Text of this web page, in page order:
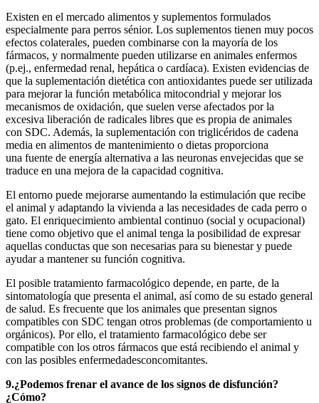
Existen en el mercado alimentos y suplementos formulados
especialmente para perros sénior. Los suplementos tienen muy pocos
efectos colaterales, pueden combinarse con la mayoría de los
fármacos, y normalmente pueden utilizarse en animales enfermos
(p.ej., enfermedad renal, hepática o cardíaca). Existen evidencias de
que la suplementación dietética con antioxidantes puede ser utilizada
para mejorar la función metabólica mitocondrial y mejorar los
mecanismos de oxidación, que suelen verse afectados por la
excesiva liberación de radicales libres que es propia de animales
con SDC. Además, la suplementación con triglicéridos de cadena
media en alimentos de mantenimiento o dietas proporciona
una fuente de energía alternativa a las neuronas envejecidas que se
traduce en una mejora de la capacidad cognitiva.
El entorno puede mejorarse aumentando la estimulación que recibe
el animal y adaptando la vivienda a las necesidades de cada perro o
gato. El enriquecimiento ambiental continuo (social y ocupacional)
tiene como objetivo que el animal tenga la posibilidad de expresar
aquellas conductas que son necesarias para su bienestar y puede
ayudar a mantener su función cognitiva.
El posible tratamiento farmacológico depende, en parte, de la
sintomatología que presenta el animal, así como de su estado general
de salud. Es frecuente que los animales que presentan signos
compatibles con SDC tengan otros problemas (de comportamiento u
orgánicos). Por ello, el tratamiento farmacológico debe ser
compatible con los otros fármacos que está recibiendo el animal y
con las posibles enfermedadesconcomitantes.
9.¿Podemos frenar el avance de los signos de disfunción?
¿Cómo?